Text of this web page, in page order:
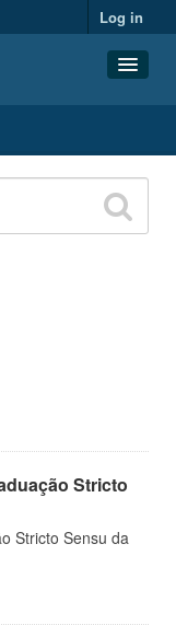
Log in
Stricto
Stricto Sensu da